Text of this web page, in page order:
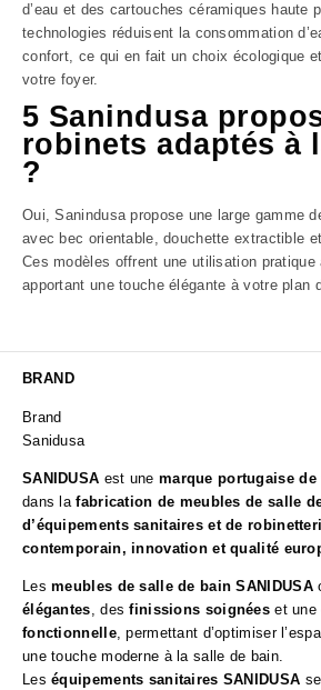
d’eau et des cartouches céramiques haute
technologies réduisent la consommation
confort, ce qui en fait un choix écologique
votre foyer.
5 Sanindusa
robinets adaptés à
?
Oui, Sanindusa propose une large gamme
avec bec orientable, douchette extractible
Ces modèles offrent une utilisation pratique
apportant une touche élégante à votre plan
BRAND
Brand
Sanidusa
SANIDUSA est une marque portugaise de
dans lafabrication de meubles de salle
d’équipements sanitaires et de
contemporain, innovation et qualité
Lesmeubles de salle de bain SANIDUSA
élégantes, desfinissions soignéeset une
fonctionnelle, permettant d’optimiser
une touche moderne à la salle de bain.
Leséquipements sanitaires SANIDUSA